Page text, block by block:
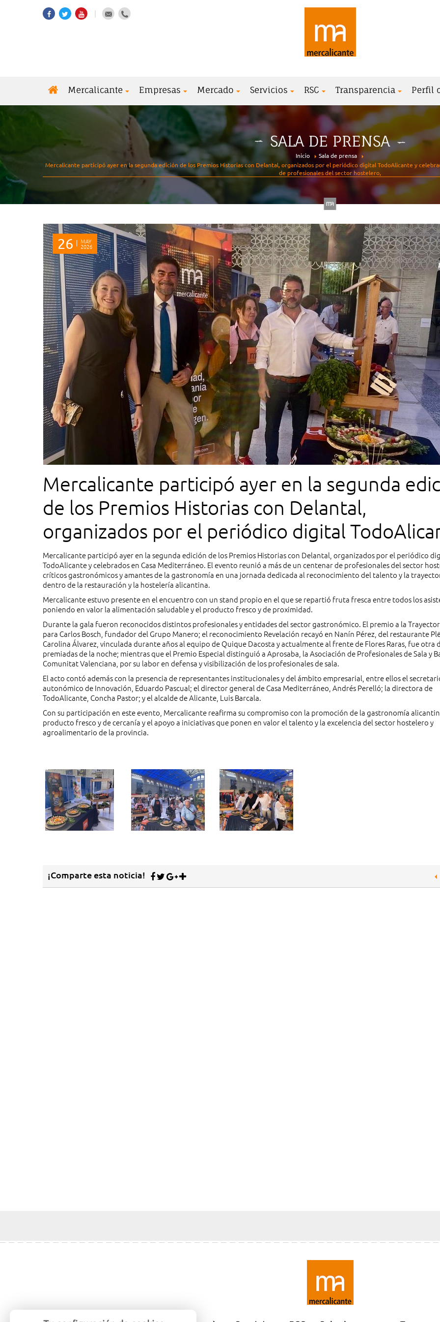
Mercalicante Empresas Mercado Servicios RSC Transparencia Perfil
SALA DE PRENSA
Inicio
Sala de prensa
Mercalicante participó ayer en la segunda edición de los Premios Historias con Delantal, organizados por el periódico digital TodoAlicante y
de profesionales del sector hostelero,
26 MAY
2026
Mercalicante participó ayer en la segunda
de los Premios Historias con Delantal,
organizados por el periódico digital
y celebrados en Casa Mediterráneo. El evento
reunió a más de un centenar de profesionales
sector hostelero,
Mercalicante participó ayer en la segunda edición de los Premios Historias con Delantal, organizados por el periódico
TodoAlicante y celebrados en Casa Mediterráneo. El evento reunió a más de un centenar de profesionales del sector
críticos gastronómicos y amantes de la gastronomía en una jornada dedicada al reconocimiento del talento y la
dentro de la restauración y la hostelería alicantina.
Mercalicante estuvo presente en el encuentro con un stand propio en el que se repartió fruta fresca entre todos los
poniendo en valor la alimentación saludable y el producto fresco y de proximidad.
Durante la gala fueron reconocidos distintos profesionales y entidades del sector gastronómico. El premio a la
para Carlos Bosch, fundador del Grupo Manero; el reconocimiento Revelación recayó en Nanín Pérez, del restaurante
Carolina Álvarez, vinculada durante años al equipo de Quique Dacosta y actualmente al frente de Flores Raras, fue otra
premiadas de la noche; mientras que el Premio Especial distinguió a Aprosaba, la Asociación de Profesionales de Sala y
Comunitat Valenciana, por su labor en defensa y visibilización de los profesionales de sala.
El acto contó además con la presencia de representantes institucionales y del ámbito empresarial, entre ellos el
autonómico de Innovación, Eduardo Pascual; el director general de Casa Mediterráneo, Andrés Perelló; la directora de
TodoAlicante, Concha Pastor; y el alcalde de Alicante, Luis Barcala.
Con su participación en este evento, Mercalicante reafirma su compromiso con la promoción de la gastronomía
producto fresco y de cercanía y el apoyo a iniciativas que ponen en valor el talento y la excelencia del sector hostelero y
agroalimentario de la provincia.
¡Comparte esta noticia!